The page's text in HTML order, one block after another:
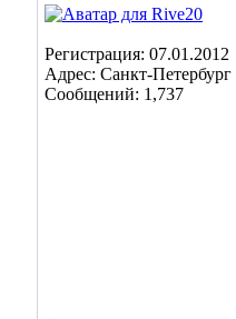
Регистрация: 07.01.2012
Адрес: Санкт-Петербург
Сообщений: 1,737